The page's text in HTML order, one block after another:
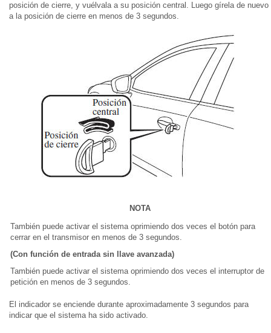
posición de cierre, y vuélvala a su posición central. Luego gírela de nuevo
a la posición de cierre en menos de 3 segundos.
NOTA
También puede activar el sistema oprimiendo dos veces el botón para
cerrar en el transmisor en menos de 3 segundos.
(Con función de entrada sin llave avanzada)
También puede activar el sistema oprimiendo dos veces el interruptor de
petición en menos de 3 segundos.
El indicador se enciende durante aproximadamente 3 segundos para
indicar que el sistema ha sido activado.